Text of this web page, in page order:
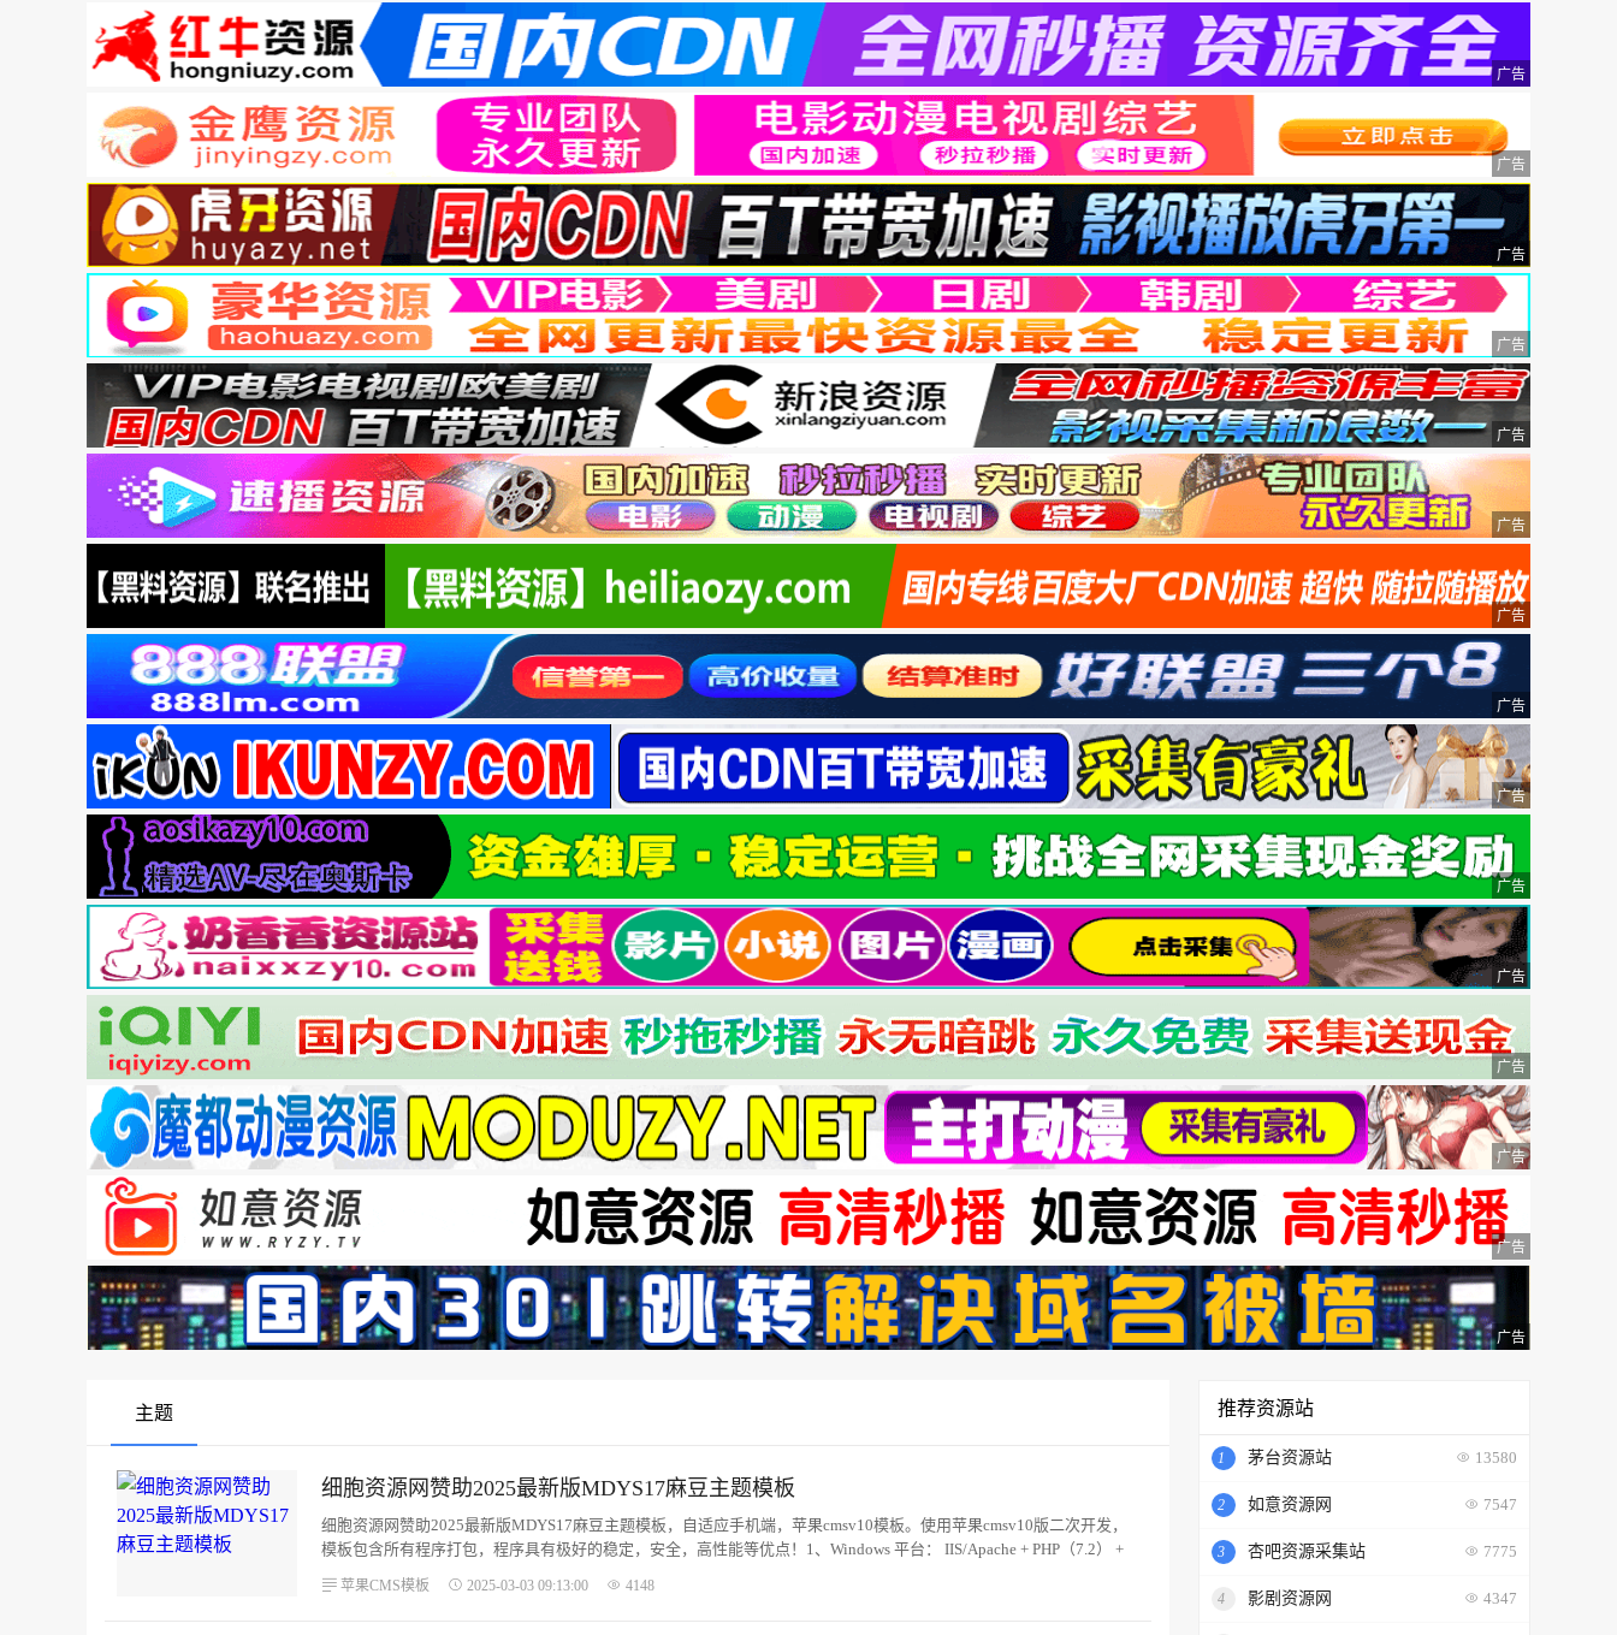
广告
广告
广告
广告
广告
广告
广告
广告
广告
广告
广告
广告
广告
广告
广告
主题
细胞资源网赞助2025最新版MDYS17麻豆主题模板
细胞资源网赞助2025最新版MDYS17麻豆主题模板，自适应手机端，苹果cmsv10模板。使用苹果cmsv10版二次开发，
模板包含所有程序打包，程序具有极好的稳定，安全，高性能等优点！1、Windows 平台： IIS/Apache + PHP（7.2） +
MySQL（5.5 +）。...
苹果CMS模板 2025-03-03 09:13:00 4148
推荐资源站
1 茅台资源站 13580
2 如意资源网 7547
3 杏吧资源采集站 7775
4 影剧资源网 4347